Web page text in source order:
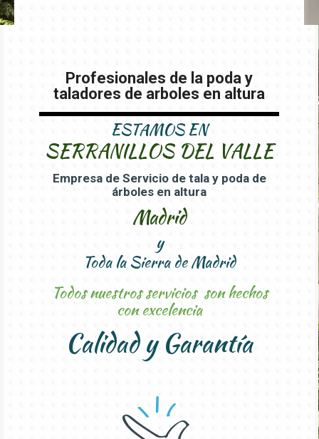
Profesionales de la poda y
taladores de arboles en altura
ESTAMOS EN
SERRANILLOS DEL VALLE
Empresa de Servicio de tala y poda de
árboles en altura
Madrid
y
Toda la Sierra de Madrid
Todos nuestros servicios son hechos
con excelencia
Calidad y Garantía